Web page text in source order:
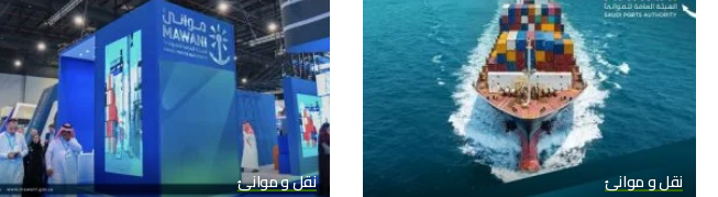
نقل و موانئ نقل و موانئ